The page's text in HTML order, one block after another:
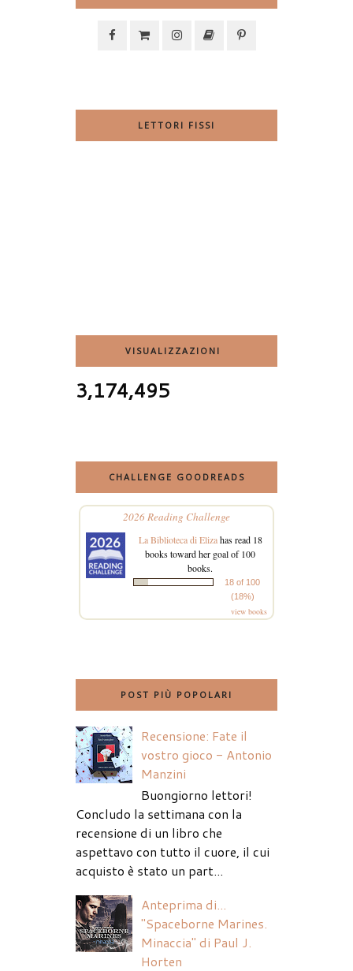
LETTORI FISSI
VISUALIZZAZIONI
3,174,495
CHALLENGE GOODREADS
2026 Reading Challenge
La Biblioteca di Elizahas read 18
books toward her goal of 100
books.
18 of 100
(18%)
view books
POST PIÙ POPOLARI
Recensione: Fate il
vostro gioco - Antonio
Manzini
Buongiorno lettori!
Concludo la settimana con la
recensione di un libro che
aspettavo con tutto il cuore, il cui
acquisto è stato un part...
Anteprima di...
"Spaceborne Marines.
Minaccia" di Paul J.
Horten